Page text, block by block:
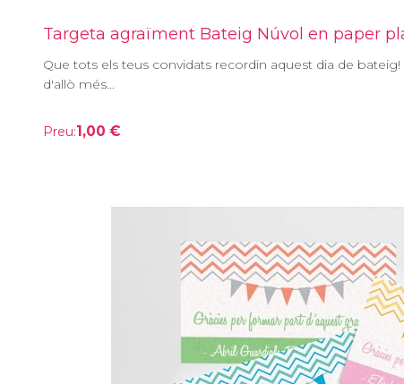
Targeta agraïment Bateig Núvol en paper
Que tots els teus convidats recordin aquest dia de
d'allò més...
Preu:1,00 €